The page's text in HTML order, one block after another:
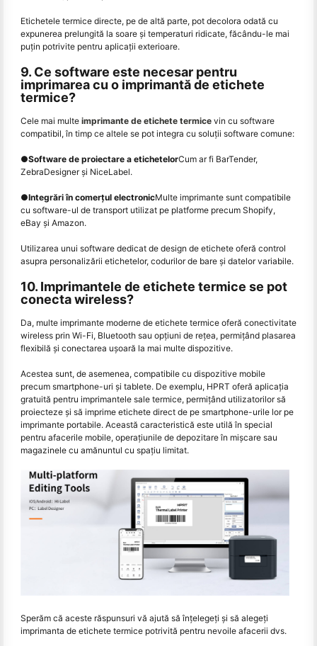
Etichetele termice directe, pe de altă parte, pot decolora odată cu
expunerea prelungită la soare și temperaturi ridicate, făcându-le mai
puțin potrivite pentru aplicații exterioare.
9. Ce software este necesar pentru
imprimarea cu o imprimantă de etichete
termice?
Cele mai multe imprimante de etichete termice vin cu software
compatibil, în timp ce altele se pot integra cu soluții software comune:
●Software de proiectare a etichetelorCum ar fi BarTender,
ZebraDesigner și NiceLabel.
●Integrări în comerțul electronicMulte imprimante sunt compatibile
cu software-ul de transport utilizat pe platforme precum Shopify,
eBay și Amazon.
Utilizarea unui software dedicat de design de etichete oferă control
asupra personalizării etichetelor, codurilor de bare și datelor variabile.
10. Imprimantele de etichete termice se pot
conecta wireless?
Da, multe imprimante moderne de etichete termice oferă conectivitate
wireless prin Wi-Fi, Bluetooth sau opțiuni de rețea, permițând plasarea
flexibilă și conectarea ușoară la mai multe dispozitive.
Acestea sunt, de asemenea, compatibile cu dispozitive mobile
precum smartphone-uri și tablete. De exemplu, HPRT oferă aplicația
gratuită pentru imprimantele sale termice, permițând utilizatorilor să
proiecteze și să imprime etichete direct de pe smartphone-urile lor pe
imprimante portabile. Această caracteristică este utilă în special
pentru afacerile mobile, operațiunile de depozitare în mișcare sau
magazinele cu amănuntul cu spațiu limitat.
Sperăm că aceste răspunsuri vă ajută să înțelegeți și să alegeți
imprimanta de etichete termice potrivită pentru nevoile afacerii dvs.